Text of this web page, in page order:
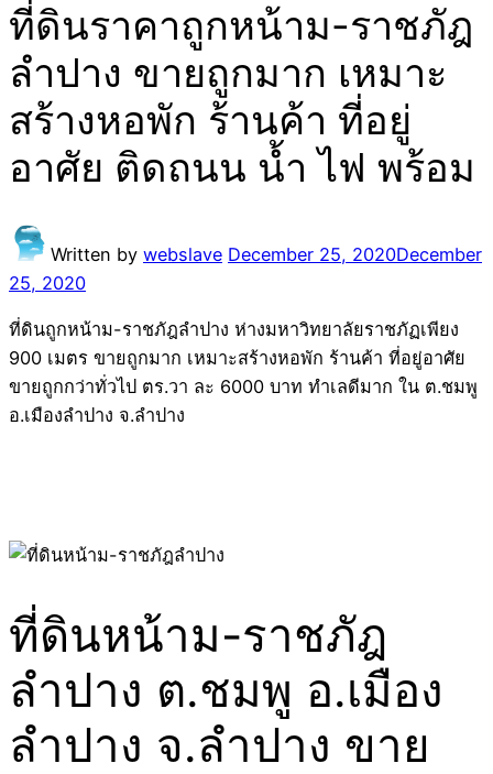
ที่ดินราคาถูกหน้าม-ราชภัฎ
ลำปาง ขายถูกมาก เหมาะ
สร้างหอพัก ร้านค้า ที่อยู่
อาศัย ติดถนน น้ำ ไฟ พร้อม
Written by webslave December 25, 2020December
25, 2020
ที่ดินถูกหน้าม-ราชภัฎลำปาง ห่างมหาวิทยาลัยราชภัฏเพียง
900 เมตร ขายถูกมาก เหมาะสร้างหอพัก ร้านค้า ที่อยู่อาศัย
ขายถูกกว่าทั่วไป ตร.วา ละ 6000 บาท ทำเลดีมาก ใน ต.ชมพู
อ.เมืองลำปาง จ.ลำปาง
ที่ดินหน้าม-ราชภัฎ
ลำปาง ต.ชมพู อ.เมือง
ลำปาง จ.ลำปาง ขาย